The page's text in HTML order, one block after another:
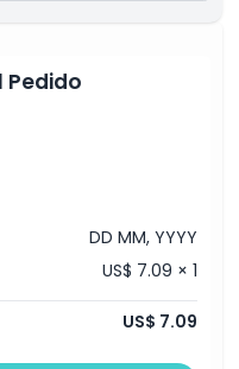
Pedido
DD MM, YYYY
US$ 7.09 × 1
US$ 7.09